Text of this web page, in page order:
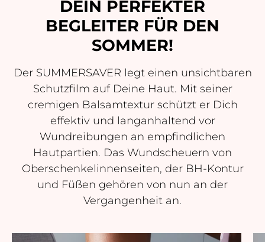
DEIN PERFEKTER
BEGLEITER FÜR DEN
SOMMER!
Der SUMMERSAVER legt einen unsichtbaren
Schutzfilm auf Deine Haut. Mit seiner
cremigen Balsamtextur schützt er Dich
effektiv und langanhaltend vor
Wundreibungen an empfindlichen
Hautpartien. Das Wundscheuern von
Oberschenkelinnenseiten, der BH-Kontur
und Füßen gehören von nun an der
Vergangenheit an.